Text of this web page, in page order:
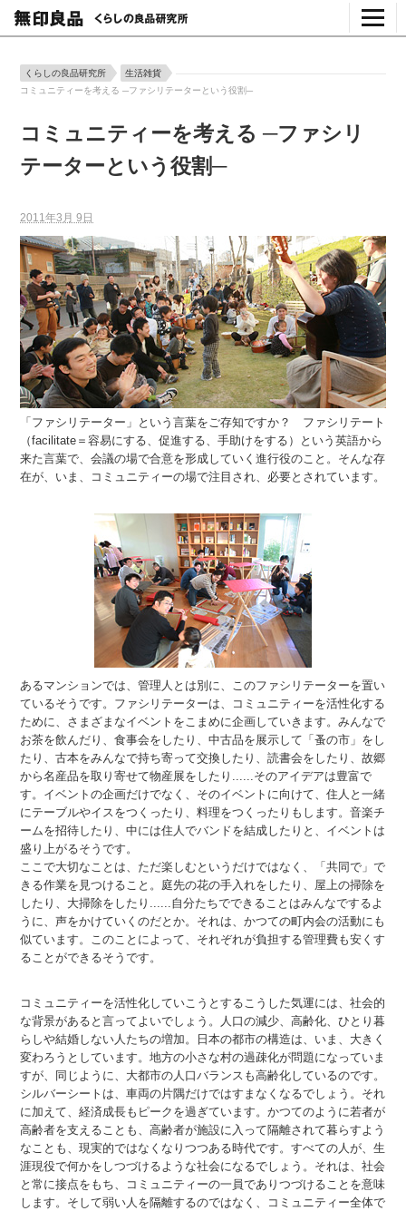
くらしの良品研究所
生活雑貨
コミュニティーを考える ─ファシリテーターという役割─
コミュニティーを考える ─ファシリ
テーターという役割─
2011年3月 9日
「ファシリテーター」という言葉をご存知ですか？ ファシリテート
（facilitate＝容易にする、促進する、手助けをする）という英語から
来た言葉で、会議の場で合意を形成していく進行役のこと。そんな存
在が、いま、コミュニティーの場で注目され、必要とされています。
あるマンションでは、管理人とは別に、このファシリテーターを置い
ているそうです。ファシリテーターは、コミュニティーを活性化する
ために、さまざまなイベントをこまめに企画していきます。みんなで
お茶を飲んだり、食事会をしたり、中古品を展示して「蚤の市」をし
たり、古本をみんなで持ち寄って交換したり、読書会をしたり、故郷
から名産品を取り寄せて物産展をしたり......そのアイデアは豊富で
す。イベントの企画だけでなく、そのイベントに向けて、住人と一緒
にテーブルやイスをつくったり、料理をつくったりもします。音楽チ
ームを招待したり、中には住人でバンドを結成したりと、イベントは
盛り上がるそうです。
ここで大切なことは、ただ楽しむというだけではなく、「共同で」で
きる作業を見つけること。庭先の花の手入れをしたり、屋上の掃除を
したり、大掃除をしたり......自分たちでできることはみんなでするよ
うに、声をかけていくのだとか。それは、かつての町内会の活動にも
似ています。このことによって、それぞれが負担する管理費も安くす
ることができるそうです。
コミュニティーを活性化していこうとするこうした気運には、社会的
な背景があると言ってよいでしょう。人口の減少、高齢化、ひとり暮
らしや結婚しない人たちの増加。日本の都市の構造は、いま、大きく
変わろうとしています。地方の小さな村の過疎化が問題になっていま
すが、同じように、大都市の人口バランスも高齢化しているのです。
シルバーシートは、車両の片隅だけではすまなくなるでしょう。それ
に加えて、経済成長もピークを過ぎています。かつてのように若者が
高齢者を支えることも、高齢者が施設に入って隔離されて暮らすよう
なことも、現実的ではなくなりつつある時代です。すべての人が、生
涯現役で何かをしつづけるような社会になるでしょう。それは、社会
と常に接点をもち、コミュニティーの一員でありつづけることを意味
します。そして弱い人を隔離するのではなく、コミュニティー全体で